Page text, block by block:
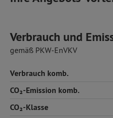
Verbrauch und
gemäß PKW-EnVKV
Verbrauch komb.
CO₂-Emission komb.
CO₂-Klasse